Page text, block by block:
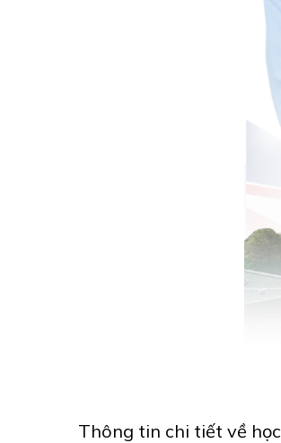
Thông tin chi tiết về